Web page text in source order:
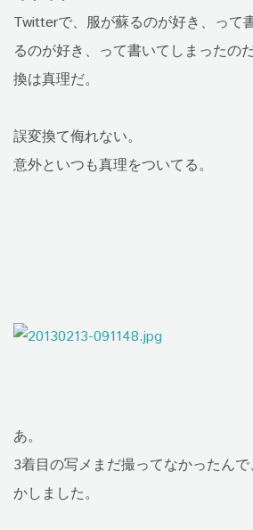
Twitterで、服が蘇るのが好き、って
るのが好き、って書いてしまったの
換は真理だ。
誤変換て侮れない。
意外といつも真理をついてる。
あ。
3着目の写メまだ撮ってなかったん
かしました。